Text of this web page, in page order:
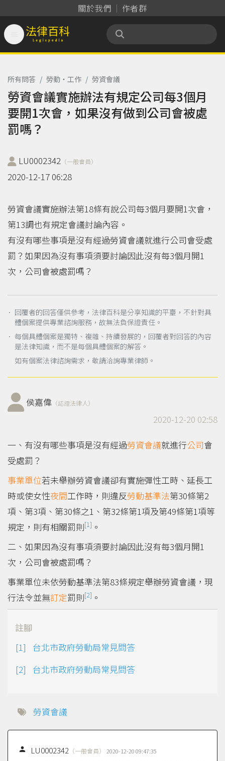
關於我們 作者群
法律百科 Legispedia
所有問答 / 勞動‧工作 / 勞資會議
勞資會議實施辦法有規定公司每3個月
要開1次會，如果沒有做到公司會被處
罰嗎？
LU0002342 （一般會員）
2020-12-17 06:28
勞資會議實施辦法第18條有說公司每3個月要開1次會，
第13調也有規定會議討論內容。
有沒有哪些事項是沒有經過勞資會議就進行公司會受處
罰？如果因為沒有事項須要討論因此沒有每3個月開1
次，公司會被處罰嗎？
． 回覆者的回答僅供參考，法律百科是分享知識的平臺，不針對具
體個案提供專業諮詢服務，故無法負保證責任。
． 每個具體個案是獨特、複雜、持續發展的，回覆者對回答的內容
是法律知識，而不是每個具體個案的解答。
如有個案法律諮詢需求，敬請洽詢專業律師。
侯嘉偉 （認證法律人）
2020-12-20 02:58
一、有沒有哪些事項是沒有經過勞資會議就進行公司會
受處罰？
事業單位若未舉辦勞資會議卻有實施彈性工時、延長工
時或使女性夜間工作時，則違反勞動基準法第30條第2
項、第3項、第30條之1、第32條第1項及第49條第1項等
規定，則有相關罰則[1] 。
二、如果因為沒有事項須要討論因此沒有每3個月開1
次，公司會被處罰嗎？
事業單位未依勞動基準法第83條規定舉辦勞資會議，現
行法令並無訂定罰則[2] 。
註腳
台北市政府勞動局常見問答
台北市政府勞動局常見問答
勞資會議
 LU0002342 （一般會員） 2020-12-20 09:47:35